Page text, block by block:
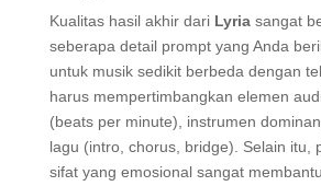
Kualitas hasil akhir dari Lyriasangat
seberapa detail prompt yang Anda
untuk musik sedikit berbeda dengan
harus mempertimbangkan elemen
(beats per minute), instrumen
lagu (intro, chorus, bridge). Selain itu,
sifat yang emosional sangat